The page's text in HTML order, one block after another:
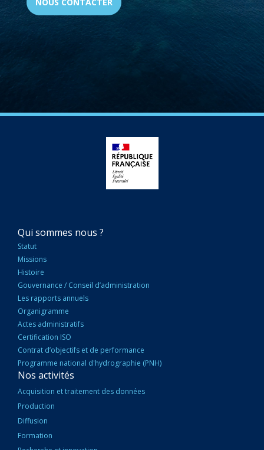
NAVIGATION
PRINCIPALE
Qui sommes nous ?
Statut
Missions
Histoire
Gouvernance / Conseil d’administration
Les rapports annuels
Organigramme
Actes administratifs
Certification ISO
Contrat d’objectifs et de performance
Programme national d'hydrographie (PNH)
Nos activités
Acquisition et traitement des données
Production
Diffusion
Formation